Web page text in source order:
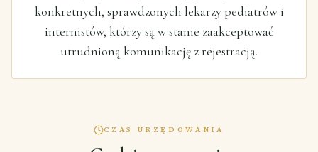
konkretnych, sprawdzonych lekarzy pediatrów i
internistów, którzy są w stanie zaakceptować
utrudnioną komunikację z rejestracją.
CZAS URZĘDOWANIA